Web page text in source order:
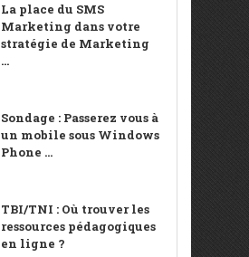
La place du SMS
Marketing dans votre
stratégie de Marketing
...
Sondage : Passerez vous à
un mobile sous Windows
Phone ...
TBI/TNI : Où trouver les
ressources pédagogiques
en ligne ?